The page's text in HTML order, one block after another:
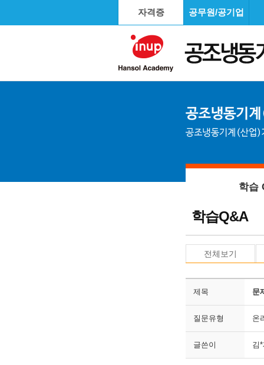
자격증 공무원/공기업
학습
학습Q&A
전체보기
제목 문
질문유형 온
글쓴이 김